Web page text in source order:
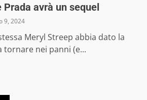
Prada avrà un sequel
9, 2024
Meryl Streep abbia dato la
tornare nei panni (e...